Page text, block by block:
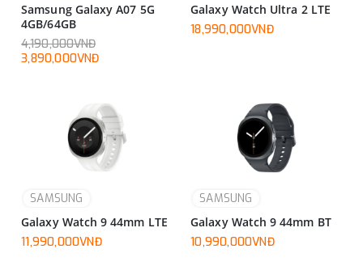
Samsung Galaxy A07 5G
4GB/64GB
4,190,000VNĐ
3,890,000VNĐ
Galaxy Watch Ultra 2 LTE
18,990,000VNĐ
SAMSUNG
Galaxy Watch 9 44mm LTE
11,990,000VNĐ
SAMSUNG
Galaxy Watch 9 44mm BT
10,990,000VNĐ